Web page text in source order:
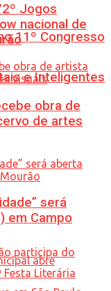
11º Congresso
e Inteligentes
Jogos
nacional de
obra de
de artes
será
em Campo